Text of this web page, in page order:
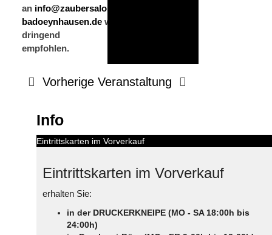
an info@zaubersalon-
badoeynhausen.de wird
dringend
empfohlen.
Vorherige Veranstaltung
Info
Eintrittskarten im Vorverkauf
Eintrittskarten im Vorverkauf
erhalten Sie:
in der DRUCKERKNEIPE (MO - SA 18:00h bis
24:00h)